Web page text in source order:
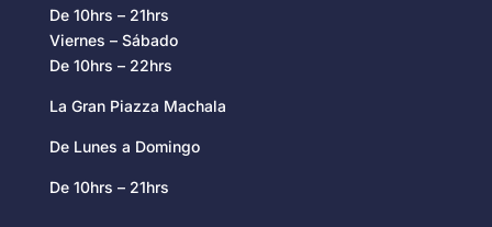
De 10hrs – 21hrs
Viernes – Sábado
De 10hrs – 22hrs
La Gran Piazza Machala
De Lunes a Domingo
De 10hrs – 21hrs